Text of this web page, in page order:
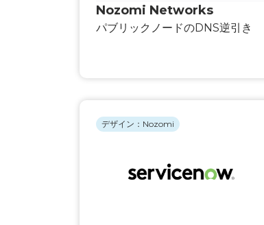
Nozomi Networks
パブリックノードのDNS逆引き
デザイン：Nozomi